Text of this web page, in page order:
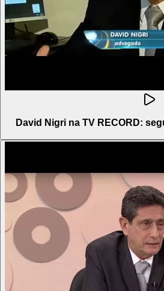
David Nigri na TV RECORD: